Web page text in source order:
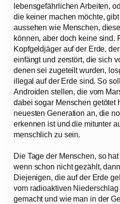
lebensgefährlichen Arbeiten,
die keiner machen möchte,
aussehen wie Menschen,
können, aber doch keine sind.
Kopfgeldjäger auf der Erde,
einfängt und zerstört, die sich
denen sei zugeteilt wurden,
illegal auf der Erde sind. So
Androiden stellen, die vom
dabei sogar Menschen getötet
neuesten Generation an, die
erkennen ist und die mitunter
menschlich zu sein.
Die Tage der Menschen, so
wenn schon nicht gezählt,
Diejenigen, die auf der Erde
vom radioaktiven
gemacht und wie man in der